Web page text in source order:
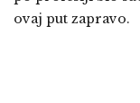
ovaj put zapravo.